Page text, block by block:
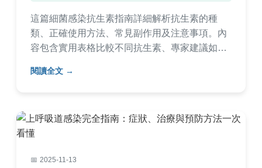
這篇細菌感染抗生素指南詳細解析抗生素的種
類、正確使用方法、常見副作用及注意事項。內
容包含實用表格比較不同抗生素、專家建議如何
等常見疑問。幫助您安全用藥，保護健康。
閱讀全文
2025-11-13